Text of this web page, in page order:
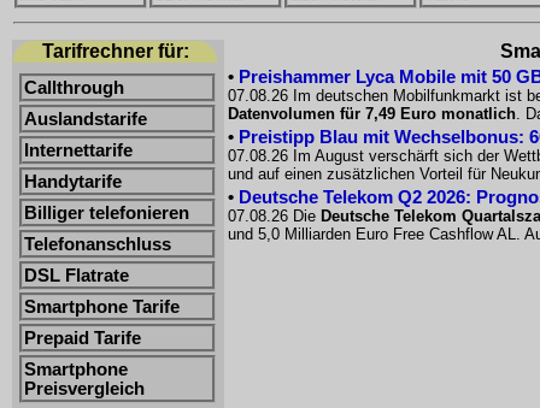
Tarifrechner für:
Callthrough
Auslandstarife
Internettarife
Handytarife
Billiger telefonieren
Telefonanschluss
DSL Flatrate
Smartphone Tarife
Prepaid Tarife
Smartphone
Preisvergleich
• Preishammer Lyca Mobile mit 50
07.08.26 Im deutschen Mobilfunkmarkt ist
Datenvolumen für 7,49 Euro monatlich.
• Preistipp Blau mit Wechselbonus:
07.08.26 Im August verschärft sich der
und auf einen zusätzlichen Vorteil für
• Deutsche Telekom Q2 2026:
07.08.26 Die Deutsche Telekom
und 5,0 Milliarden Euro Free Cashflow AL.